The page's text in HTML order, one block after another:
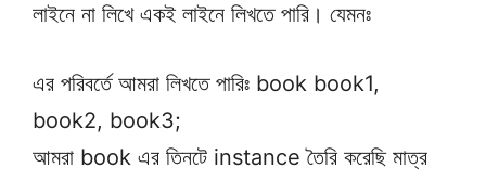
লাইনে না লিখে একই লাইনে লিখতে পারি। যেমনঃ
এর পরিবর্তে আমরা লিখতে পারিঃ book book1,
book2, book3;
আমরা book এর তিনটে instance তৈরি করেছি মাত্র